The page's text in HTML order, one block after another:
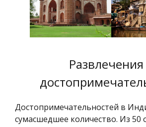
Достопримечательностей в
сумасшедшее количество. Из 50